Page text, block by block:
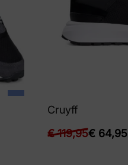
Cruyff
€119,95€64,95